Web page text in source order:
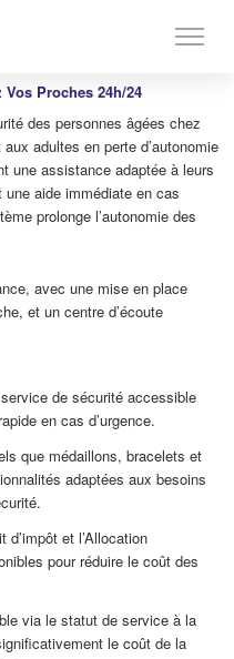
Proches 24h/24
des personnes âgées chez
adultes en perte d’autonomie
une assistance adaptée à leurs
aide immédiate en cas
prolonge l’autonomie des
avec une mise en place
et un centre d’écoute
de sécurité accessible
en cas d’urgence.
que médaillons, bracelets et
adaptées aux besoins
et l’Allocation
pour réduire le coût des
via le statut de service à la
le coût de la